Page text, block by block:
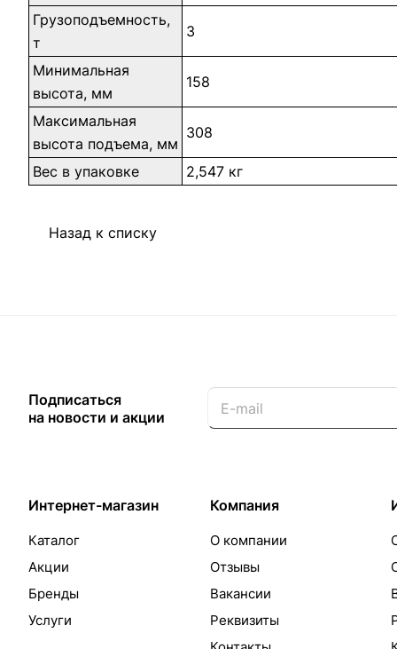
Грузоподъемность,
т
3
Минимальная
высота, мм
158
Максимальная
высота подъема, мм
308
Вес в упаковке 2,547 кг
Назад к списку
Подписаться
на новости и акции
Интернет-магазин
Каталог
Акции
Бренды
Услуги
Компания
О компании
Отзывы
Вакансии
Реквизиты